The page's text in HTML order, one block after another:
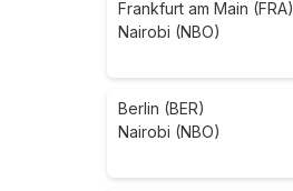
Frankfurt am Main (FRA)
Nairobi (NBO)
Berlin (BER)
Nairobi (NBO)